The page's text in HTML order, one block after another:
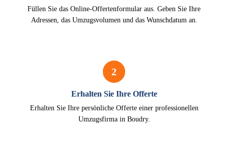
Füllen Sie das Online-Offertenformular aus. Geben Sie Ihre
Adressen, das Umzugsvolumen und das Wunschdatum an.
2
Erhalten Sie Ihre Offerte
Erhalten Sie Ihre persönliche Offerte einer professionellen
Umzugsfirma in Boudry.